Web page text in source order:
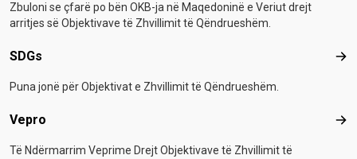
Zbuloni se çfarë po bën OKB-ja në Maqedoninë e Veriut drejt
arritjes së Objektivave të Zhvillimit të Qëndrueshëm.
SDGs
Puna jonë për Objektivat e Zhvillimit të Qëndrueshëm.
Vepro
Të Ndërmarrim Veprime Drejt Objektivave të Zhvillimit të